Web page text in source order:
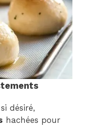
désiré,
hachées pour